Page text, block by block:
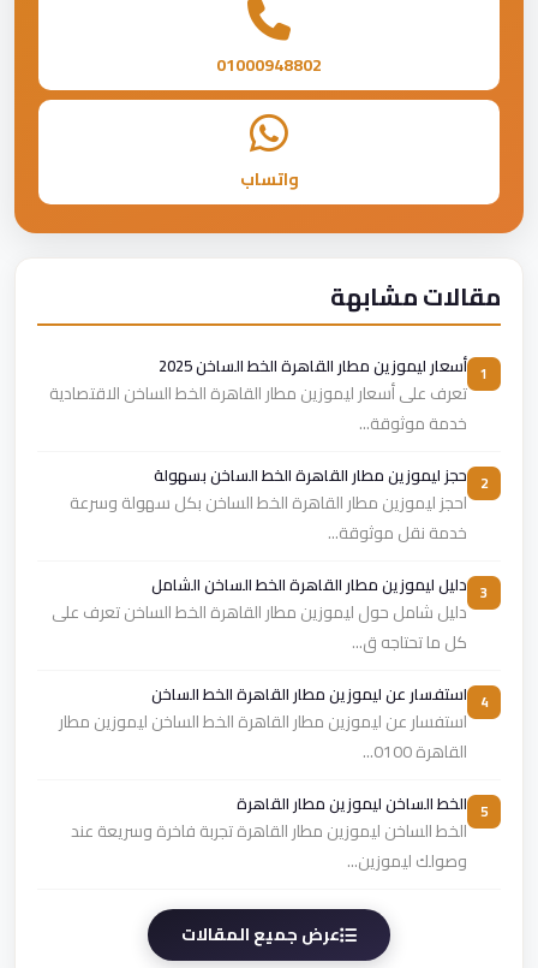
01000948802
واتساب
مقالات مشابهة
أسعار ليموزين مطار القاهرة الخط الساخن 2025
تعرف على أسعار ليموزين مطار القاهرة الخط الساخن الاقتصادية
خدمة موثوقة...
حجز ليموزين مطار القاهرة الخط الساخن بسهولة
احجز ليموزين مطار القاهرة الخط الساخن بكل سهولة وسرعة
خدمة نقل موثوقة...
دليل ليموزين مطار القاهرة الخط الساخن الشامل
دليل شامل حول ليموزين مطار القاهرة الخط الساخن تعرف على
كل ما تحتاجه ق...
استفسار عن ليموزين مطار القاهرة الخط الساخن
استفسار عن ليموزين مطار القاهرة الخط الساخن ليموزين مطار
القاهرة 0100...
الخط الساخن ليموزين مطار القاهرة
الخط الساخن ليموزين مطار القاهرة تجربة فاخرة وسريعة عند
وصولك ليموزين...
عرض جميع المقالات